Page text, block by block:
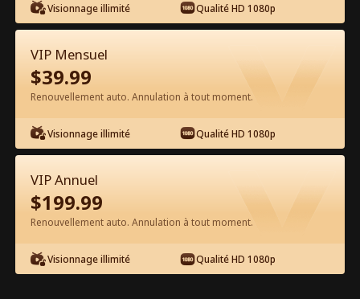
Épisode 46 - Ses Alphas souhaités
Film complet
1-50 51-56 Tous les épisodes
Visionnage illimité Qualité HD 1080p
VIP Mensuel
$39.99
Renouvellement auto. Annulation à tout moment.
Visionnage illimité Qualité HD 1080p
VIP Annuel
$199.99
Renouvellement auto. Annulation à tout moment.
Visionnage illimité Qualité HD 1080p